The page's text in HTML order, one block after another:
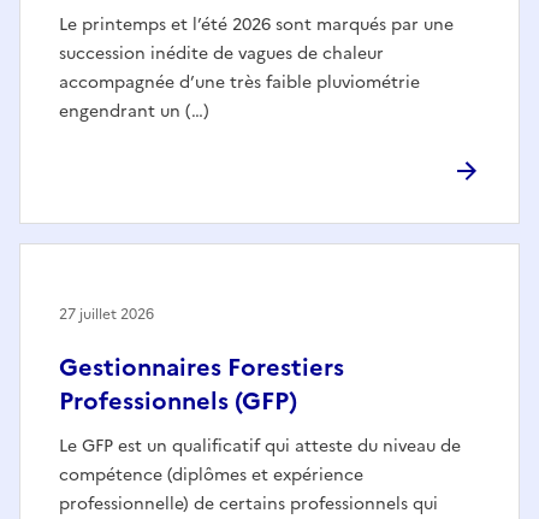
Le printemps et l’été 2026 sont marqués par une
succession inédite de vagues de chaleur
accompagnée d’une très faible pluviométrie
engendrant un (…)
Gestionnaires Forestiers
Professionnels (GFP)
Le GFP est un qualificatif qui atteste du niveau de
compétence (diplômes et expérience
professionnelle) de certains professionnels qui
27 juillet 2026